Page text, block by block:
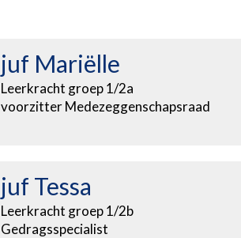
juf Mariëlle
Leerkracht groep 1/2a
voorzitter Medezeggenschapsraad
juf Tessa
Leerkracht groep 1/2b
Gedragsspecialist